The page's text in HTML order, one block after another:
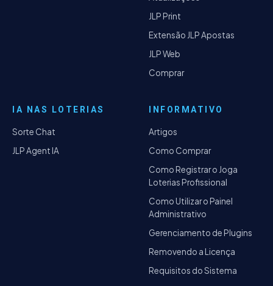
JLP Print
Extensão JLP Apostas
JLP Web
Comprar
IA NAS LOTERIAS
Sorte Chat
JLP Agent IA
INFORMATIVO
Artigos
Como Comprar
Como Registrar o Joga
Loterias Profissional
Como Utilizar o Painel
Administrativo
Gerenciamento de Plugins
Removendo a Licença
Requisitos do Sistema